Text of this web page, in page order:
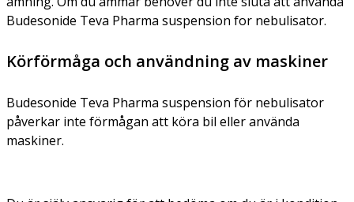
Budesonide Teva Pharma suspension for nebulisator.
Körförmåga och användning av maskiner
Budesonide Teva Pharma suspension för nebulisator
påverkar inte förmågan att köra bil eller använda
maskiner.